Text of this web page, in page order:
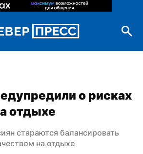
о рисках
отдыхе
стараются балансировать
на отдыхе